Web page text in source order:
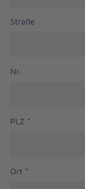
Straße
Nr.
PLZ *
Ort *